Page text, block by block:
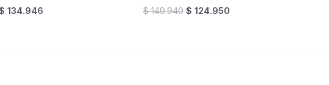
134.946 $149.940 Original
$ 124.950